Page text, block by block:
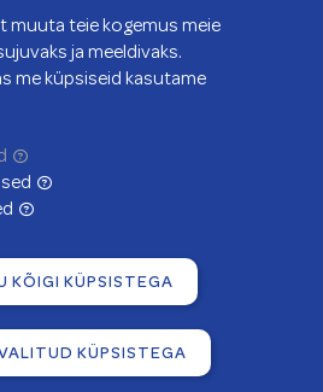
MEIE TEGEMISTEGA
muuta teie kogemus meie
ja meeldivaks.
me küpsiseid kasutame
KÕIGI KÜPSISTEGA
KÜPSISTEGA